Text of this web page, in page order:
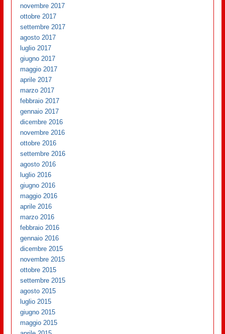
novembre 2017
ottobre 2017
settembre 2017
agosto 2017
luglio 2017
giugno 2017
maggio 2017
aprile 2017
marzo 2017
febbraio 2017
gennaio 2017
dicembre 2016
novembre 2016
ottobre 2016
settembre 2016
agosto 2016
luglio 2016
giugno 2016
maggio 2016
aprile 2016
marzo 2016
febbraio 2016
gennaio 2016
dicembre 2015
novembre 2015
ottobre 2015
settembre 2015
agosto 2015
luglio 2015
giugno 2015
maggio 2015